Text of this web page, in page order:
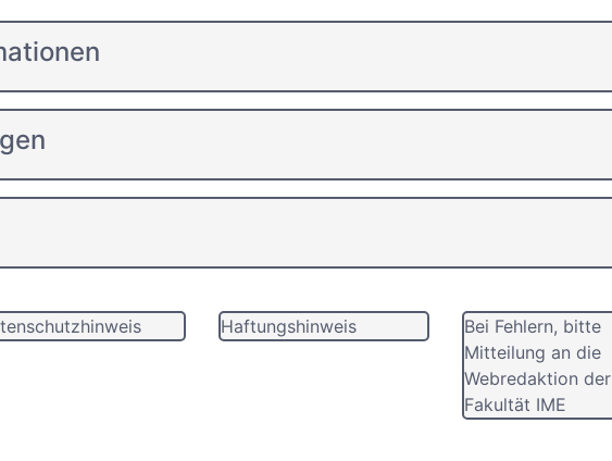
Haftungshinweis
Bei Fehlern, bitte
Mitteilung an die
Webredaktion der
Fakultät IME